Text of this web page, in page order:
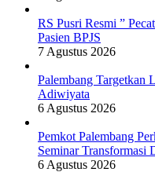
RS Pusri Resmi ”
Pasien BPJS
7 Agustus 2026
Palembang Targetkan
Adiwiyata
6 Agustus 2026
Pemkot Palembang
Seminar Transformasi
6 Agustus 2026